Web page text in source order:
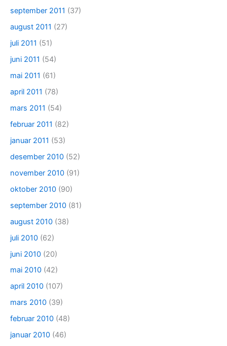
september 2011 (37)
august 2011 (27)
juli 2011 (51)
juni 2011 (54)
mai 2011 (61)
april 2011 (78)
mars 2011 (54)
februar 2011 (82)
januar 2011 (53)
desember 2010 (52)
november 2010 (91)
oktober 2010 (90)
september 2010 (81)
august 2010 (38)
juli 2010 (62)
juni 2010 (20)
mai 2010 (42)
april 2010 (107)
mars 2010 (39)
februar 2010 (48)
januar 2010 (46)